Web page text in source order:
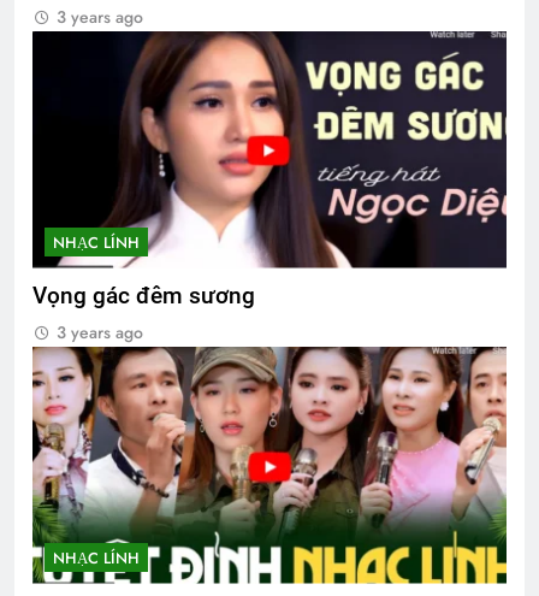
3 years ago
NHẠC LÍNH
Vọng gác đêm sương
3 years ago
NHẠC LÍNH